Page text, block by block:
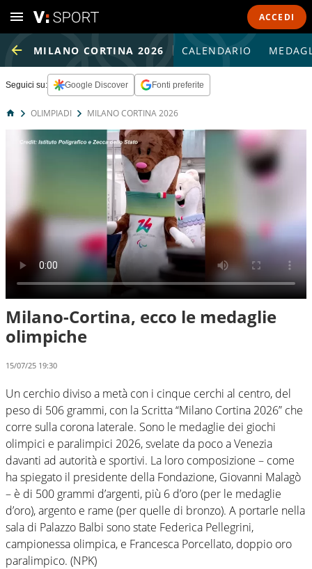
ACCEDI
MILANO CORTINA 2026 CALENDARIO
Seguici su: Google Discover Fonti preferite
OLIMPIADI MILANO CORTINA 2026
Milano-Cortina, ecco le medaglie
olimpiche
15/07/25 19:30
Un cerchio diviso a metà con i cinque cerchi al centro, del
peso di 506 grammi, con la Scritta “Milano Cortina 2026” che
corre sulla corona laterale. Sono le medaglie dei giochi
olimpici e paralimpici 2026, svelate da poco a Venezia
davanti ad autorità e sportivi. La loro composizione – come
ha spiegato il presidente della Fondazione, Giovanni Malagò
– è di 500 grammi d’argenti, più 6 d’oro (per le medaglie
d’oro), argento e rame (per quelle di bronzo). A portarle nella
sala di Palazzo Balbi sono state Federica Pellegrini,
campionessa olimpica, e Francesca Porcellato, doppio oro
paralimpico. (NPK)